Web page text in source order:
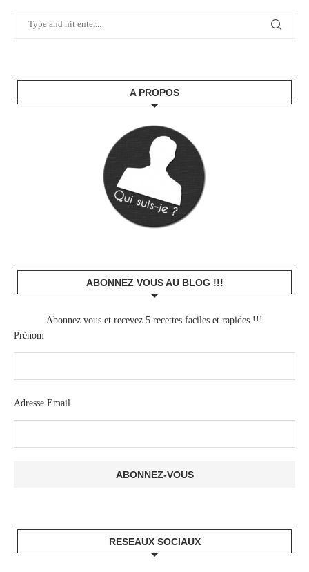
A PROPOS
ABONNEZ VOUS AU BLOG !!!
Abonnez vous et recevez 5 recettes faciles et rapides !!!
Prénom
Adresse Email
RESEAUX SOCIAUX